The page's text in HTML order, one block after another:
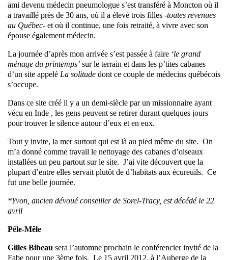
ami devenu médecin pneumologue s’est transféré à Moncton où il
a travaillé près de 30 ans, où il a élevé trois filles -toutes revenues
au Québec- et où il continue, une fois retraité, à vivre avec son
épouse également médecin.
La journée d’après mon arrivée s’est passée à faire ‘le grand
ménage du printemps’ sur le terrain et dans les p’tites cabanes
d’un site appelé La solitude dont ce couple de médecins québécois
s’occupe.
Dans ce site créé il y a un demi-siècle par un missionnaire ayant
vécu en Inde , les gens peuvent se retirer durant quelques jours
pour trouver le silence autour d’eux et en eux.
Tout y invite, la mer surtout qui est là au pied même du site. On
m’a donné comme travail le nettoyage des cabanes d’oiseaux
installées un peu partout sur le site. J’ai vite découvert que la
plupart d’entre elles servait plutôt de d’habitats aux écureuils. Ce
fut une belle journée.
*Yvon, ancien dévoué conseiller de Sorel-Tracy, est décédé le 22
avril
Pêle-Mêle
Gilles Bibeau sera l’automne prochain le conférencier invité de la
Fabe pour une 3ème fois. Le 15 avril 2012, à l’Auberge de la